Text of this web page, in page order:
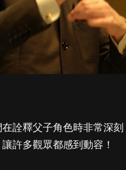
詮釋父子角色時非常深
許多觀眾都感到動容！